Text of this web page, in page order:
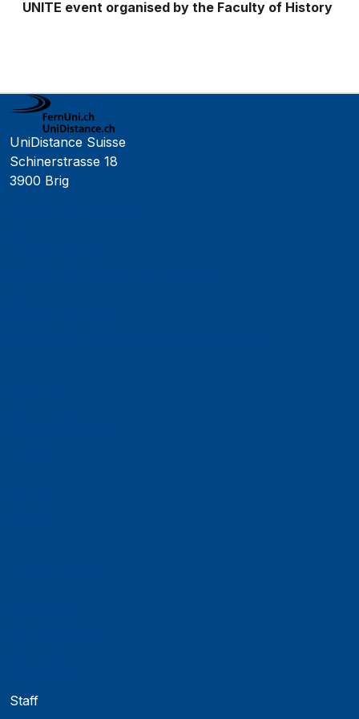
UNITE event organised by the Faculty of History
UniDistance Suisse
Schinerstrasse 18
3900 Brig
Staff